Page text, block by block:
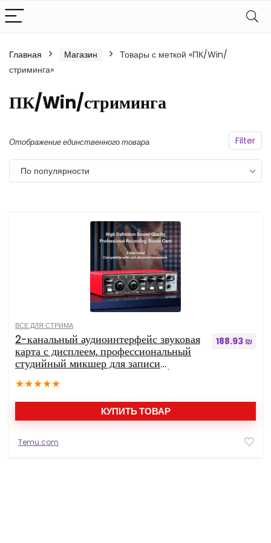
Главная Магазин
Товары с меткой «ПК/Win/
стриминга»
ПК/Win/стриминга
Filter
Отображение единственного товара
По популярности
ВСЕ ДЛЯ СТРИМА
2-канальный аудиоинтерфейс звуковая
карта с дисплеем, профессиональный
студийный микшер для записи
кГц для записи музыки, XLR-интерфейс
с 48 фантомным питанием, аудиобокс
для ПК/Win/стриминга
★★★★★
188.93 ₪
КУПИТЬ ТОВАР
Temu.com